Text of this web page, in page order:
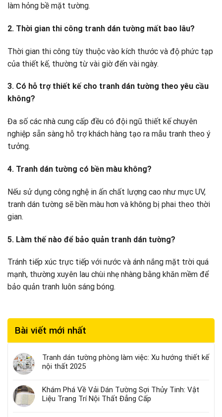
làm hỏng bề mặt tường.
2. Thời gian thi công tranh dán tường mất bao lâu?
Thời gian thi công tùy thuộc vào kích thước và độ phức tạp
của thiết kế, thường từ vài giờ đến vài ngày.
3. Có hỗ trợ thiết kế cho tranh dán tường theo yêu cầu
không?
Đa số các nhà cung cấp đều có đội ngũ thiết kế chuyên
nghiệp sẵn sàng hỗ trợ khách hàng tạo ra mẫu tranh theo ý
tưởng.
4. Tranh dán tường có bền màu không?
Nếu sử dụng công nghệ in ấn chất lượng cao như mực UV,
tranh dán tường sẽ bền màu hơn và không bị phai theo thời
gian.
5. Làm thế nào để bảo quản tranh dán tường?
Tránh tiếp xúc trực tiếp với nước và ánh nắng mặt trời quá
mạnh, thường xuyên lau chùi nhẹ nhàng bằng khăn mềm để
bảo quản tranh luôn sáng bóng.
Bài viết mới nhất
Tranh dán tường phòng làm việc: Xu hướng thiết kế
nội thất 2025
Khám Phá Về Vải Dán Tường Sợi Thủy Tinh: Vật
Liệu Trang Trí Nội Thất Đẳng Cấp